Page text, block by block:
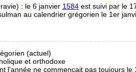
: le 6 janvier 1584est suivi par le
au calendrier grégorien le 1er
(actuel)
et orthodoxe
l'année ne commençait pas toujours le